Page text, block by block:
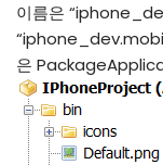
이름은
은